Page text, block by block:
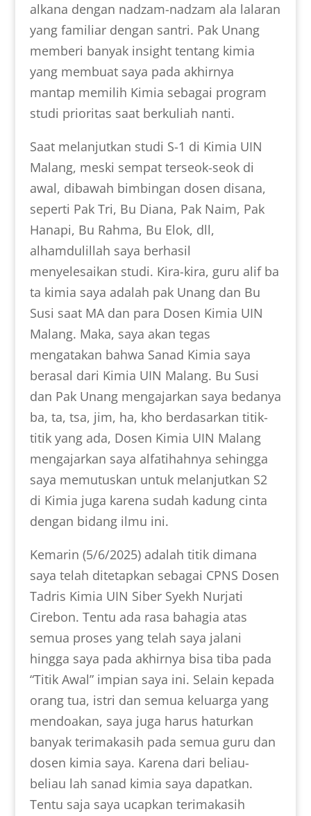
alkana dengan nadzam-nadzam ala lalaran
yang familiar dengan santri. Pak Unang
memberi banyak insight tentang kimia
yang membuat saya pada akhirnya
mantap memilih Kimia sebagai program
studi prioritas saat berkuliah nanti.
Saat melanjutkan studi S-1 di Kimia UIN
Malang, meski sempat terseok-seok di
awal, dibawah bimbingan dosen disana,
seperti Pak Tri, Bu Diana, Pak Naim, Pak
Hanapi, Bu Rahma, Bu Elok, dll,
alhamdulillah saya berhasil
menyelesaikan studi. Kira-kira, guru alif ba
ta kimia saya adalah pak Unang dan Bu
Susi saat MA dan para Dosen Kimia UIN
Malang. Maka, saya akan tegas
mengatakan bahwa Sanad Kimia saya
berasal dari Kimia UIN Malang. Bu Susi
dan Pak Unang mengajarkan saya bedanya
ba, ta, tsa, jim, ha, kho berdasarkan titik-
titik yang ada, Dosen Kimia UIN Malang
mengajarkan saya alfatihahnya sehingga
saya memutuskan untuk melanjutkan S2
di Kimia juga karena sudah kadung cinta
dengan bidang ilmu ini.
Kemarin (5/6/2025) adalah titik dimana
saya telah ditetapkan sebagai CPNS Dosen
Tadris Kimia UIN Siber Syekh Nurjati
Cirebon. Tentu ada rasa bahagia atas
semua proses yang telah saya jalani
hingga saya pada akhirnya bisa tiba pada
“Titik Awal” impian saya ini. Selain kepada
orang tua, istri dan semua keluarga yang
mendoakan, saya juga harus haturkan
banyak terimakasih pada semua guru dan
dosen kimia saya. Karena dari beliau-
beliau lah sanad kimia saya dapatkan.
Tentu saja saya ucapkan terimakasih